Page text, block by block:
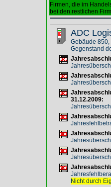
Firmen, die im
bei den restlichen
ADC
Gebäude
Gegenstand
31.12.2009:
Nicht durch